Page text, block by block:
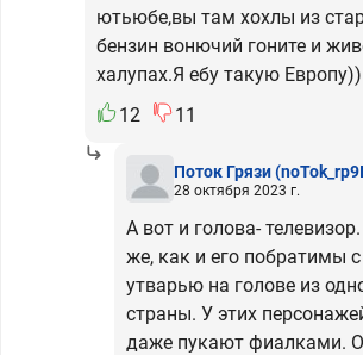
ютьюбе,вы там хохлы из
бензин вонючий гоните и
халупах.Я ебу такую Европу))
12
11
Поток Грязи
28 октября 2023 г.
А вот и голова-
же, как и его побратимы
утварью на голове из
страны. У этих
даже пукают фиалками.